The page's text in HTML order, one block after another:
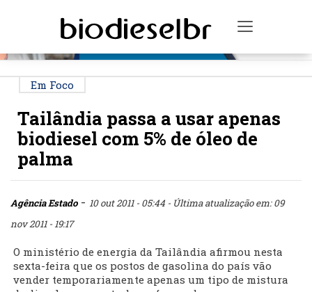
Toggle
Em Foco
Tailândia passa a usar apenas
biodiesel com 5% de óleo de
palma
Agência Estado- 10 out 2011 - 05:44 - Última atualização em: 09
nov 2011 - 19:17
O ministério de energia da Tailândia afirmou nesta
sexta-feira que os postos de gasolina do país vão
vender temporariamente apenas um tipo de mistura